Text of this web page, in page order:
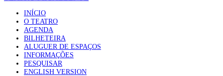
INÍCIO
O TEATRO
AGENDA
BILHETEIRA
ALUGUER DE ESPAÇOS
INFORMAÇÕES
PESQUISAR
ENGLISH VERSION